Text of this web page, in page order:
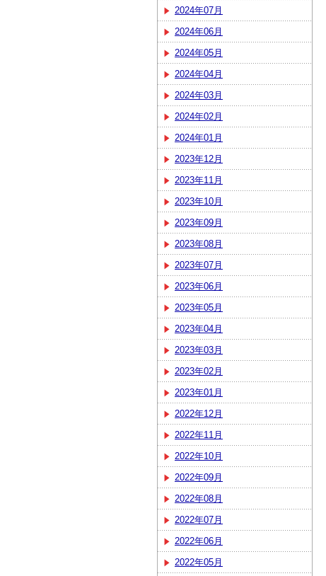
2024年07月
2024年06月
2024年05月
2024年04月
2024年03月
2024年02月
2024年01月
2023年12月
2023年11月
2023年10月
2023年09月
2023年08月
2023年07月
2023年06月
2023年05月
2023年04月
2023年03月
2023年02月
2023年01月
2022年12月
2022年11月
2022年10月
2022年09月
2022年08月
2022年07月
2022年06月
2022年05月